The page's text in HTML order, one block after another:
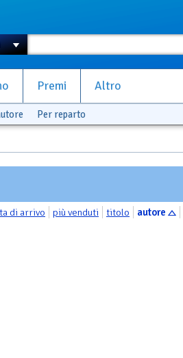
Premi Altro
Per reparto
di arrivo più venduti titolo autore